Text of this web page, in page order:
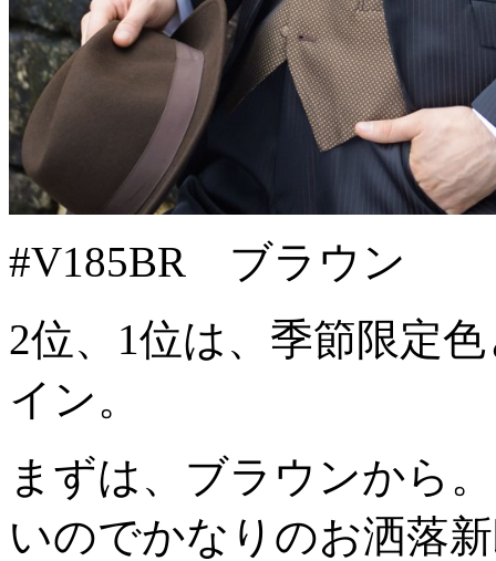
#V185BR ブラウン
2位、1位は、季節限定
イン。
まずは、ブラウンから
いのでかなりのお洒落